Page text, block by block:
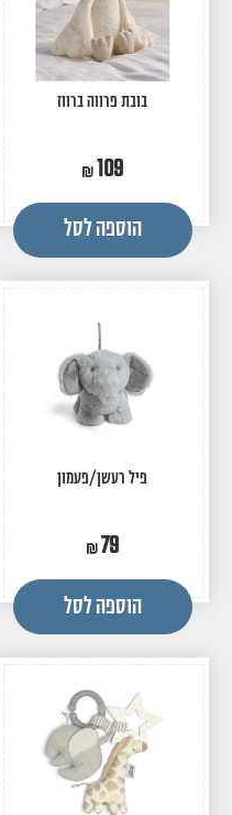
בובת פרווה ברווז
109
הוספה לסל
פיל רעשן/פעמון
79
הוספה לסל